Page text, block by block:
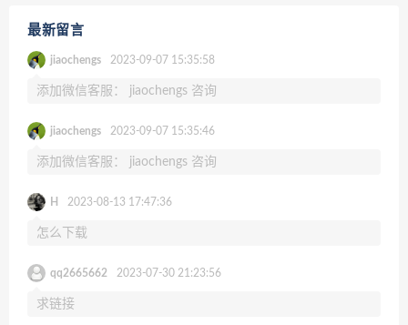
最新留言
jiaochengs 2023-09-07 15:35:58
添加微信客服： jiaochengs 咨询
jiaochengs 2023-09-07 15:35:46
添加微信客服： jiaochengs 咨询
H 2023-08-13 17:47:36
怎么下载
qq2665662 2023-07-30 21:23:56
求链接